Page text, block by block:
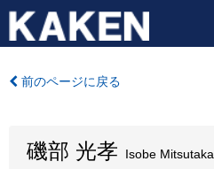
前のページに戻る
磯部 光孝 Isobe Mitsutaka